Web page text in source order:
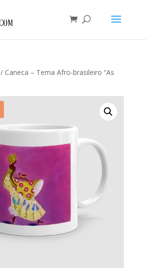
/ Caneca – Tema Afro-brasileiro “As